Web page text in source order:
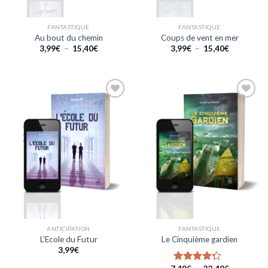
FANTASTIQUE
Au bout du chemin
3,99€ – 15,40€Plage
15,40€
FANTASTIQUE
Coups de vent en mer
3,99€ – 15,40€Plage
15,40€
ANTICIPATION
L’Ecole du Futur
3,99€
Ajouter
à la liste
souhaits
FANTASTIQUE
Le Cinquième gardien